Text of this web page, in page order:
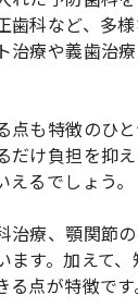
科など、多
療や義歯治
も特徴のひ
け負担を抑
るでしょう。
療、顎関節
す。加えて
点が特徴です